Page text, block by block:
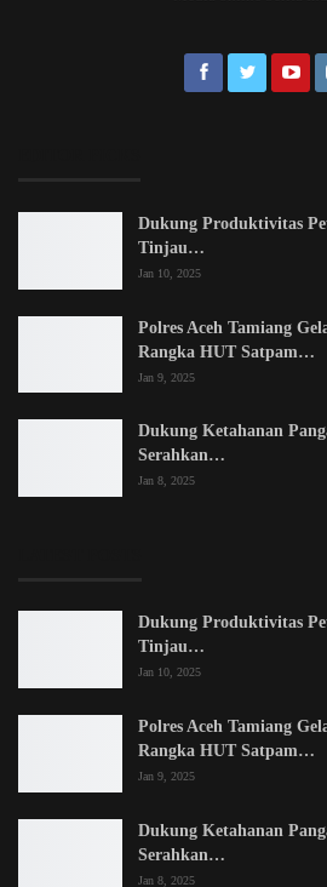
Dukung Produktivitas
Tinjau…
Jan 10, 2025
Polres Aceh Tamiang
Rangka HUT Satpam…
Jan 9, 2025
Dukung Ketahanan
Serahkan…
Jan 8, 2025
Dukung Produktivitas
Tinjau…
Jan 10, 2025
Polres Aceh Tamiang
Rangka HUT Satpam…
Jan 9, 2025
Dukung Ketahanan
Serahkan…
Jan 8, 2025